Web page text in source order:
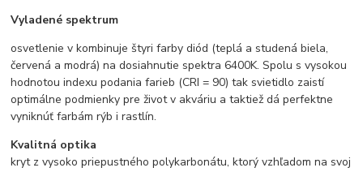
Vyladené spektrum
osvetlenie v kombinuje štyri farby diód (teplá a studená biela,
červená a modrá) na dosiahnutie spektra 6400K. Spolu s vysokou
hodnotou indexu podania farieb (CRI = 90) tak svietidlo zaistí
optimálne podmienky pre život v akváriu a taktiež dá perfektne
vyniknúť farbám rýb i rastlín.
Kvalitná optika
kryt z vysoko priepustného polykarbonátu, ktorý vzhľadom na svoj